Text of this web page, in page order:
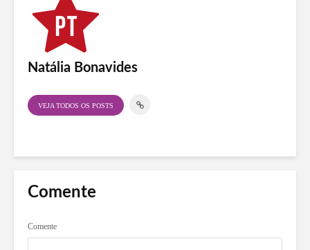
Natália Bonavides
VEJA TODOS OS POSTS
Comente
Comente